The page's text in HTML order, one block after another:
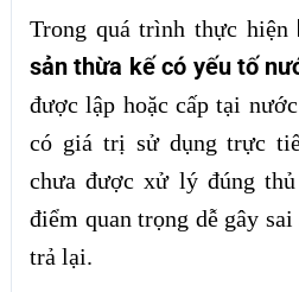
Trong quá trình thực hiện
sản thừa kế có yếu tố
được lập hoặc cấp tại
có giá trị sử dụng trực
chưa được xử lý đúng
điểm quan trọng dễ gây
trả lại.